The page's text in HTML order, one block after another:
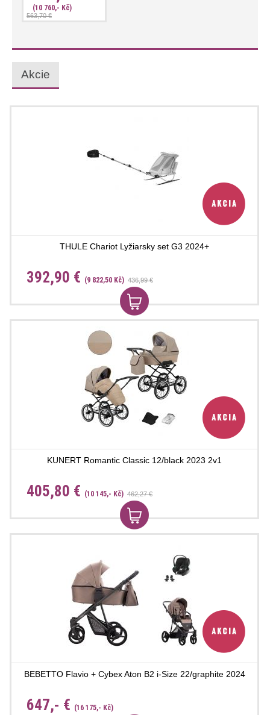
(10 760,- Kč)
563,70 €
Akcie
THULE Chariot Lyžiarsky set G3 2024+
392,90 € (9 822,50 Kč) 436,99 €
KUNERT Romantic Classic 12/black 2023 2v1
405,80 € (10 145,- Kč) 462,27 €
BEBETTO Flavio + Cybex Aton B2 i-Size 22/graphite 2024
647,- € (16 175,- Kč)